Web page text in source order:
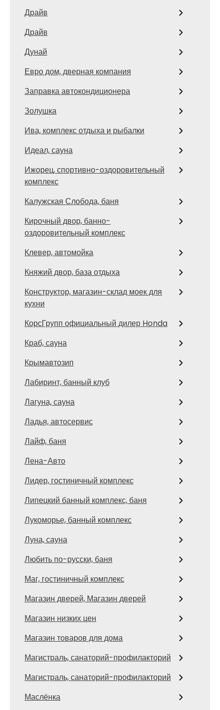
Драйв
Драйв
Дунай
Евро дом, дверная компания
Заправка автокондиционера
Золушка
Ива, комплекс отдыха и рыбалки
Идеал, сауна
Ижорец, спортивно-оздоровительный
комплекс
Калужская Слобода, баня
Кирочный двор, банно-
оздоровительный комплекс
Клевер, автомойка
Княжий двор, база отдыха
Конструктор, магазин-склад моек для
кухни
КорсГрупп официальный дилер Honda
Краб, сауна
Крымавтозип
Лабиринт, банный клуб
Лагуна, сауна
Ладья, автосервис
Лайф, баня
Лена-Авто
Лидер, гостиничный комплекс
Липецкий банный комплекс, баня
Лукоморье, банный комплекс
Луна, сауна
Любить по-русски, баня
Маг, гостиничный комплекс
Магазин дверей, Магазин дверей
Магазин низких цен
Магазин товаров для дома
Магистраль, санаторий-профилакторий
Магистраль, санаторий-профилакторий
Маслёнка